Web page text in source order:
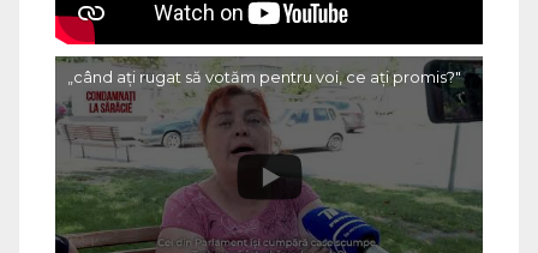
„când ați rugat să votăm pentru voi, ce ați promis?"